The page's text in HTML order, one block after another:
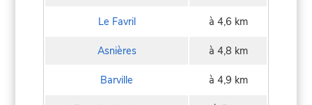
Le Favril à 4,6 km
Asnières à 4,8 km
Barville à 4,9 km